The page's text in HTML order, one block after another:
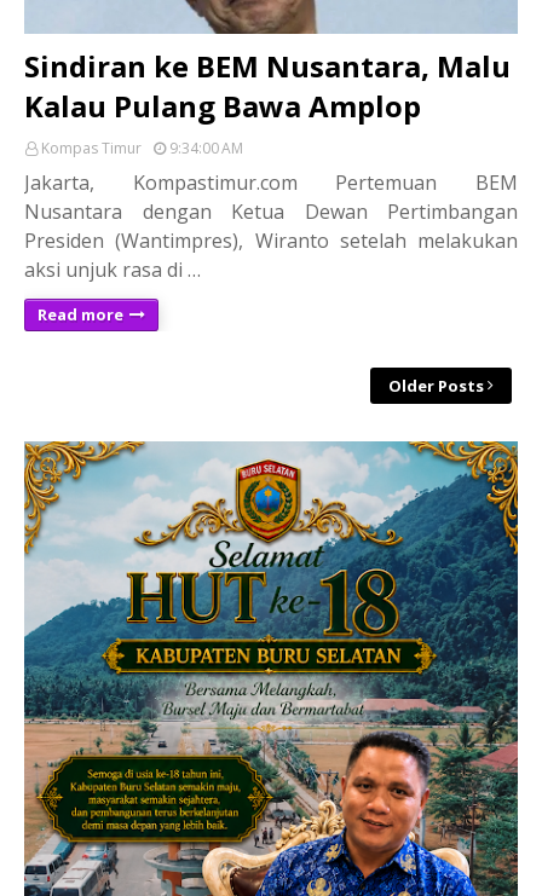
Sindiran ke BEM Nusantara, Malu
Kalau Pulang Bawa Amplop
Kompas Timur 9:34:00 AM
Jakarta, Kompastimur.com Pertemuan BEM
Nusantara dengan Ketua Dewan Pertimbangan
Presiden (Wantimpres), Wiranto setelah melakukan
aksi unjuk rasa di …
Read more
Older Posts